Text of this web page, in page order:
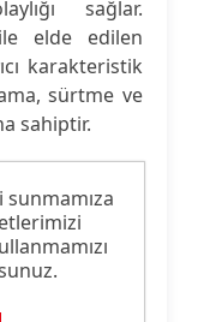
sağlar.
elde edilen
karakteristik
sürtme ve
sahiptir.